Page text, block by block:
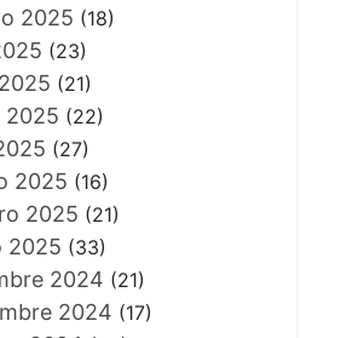
2025 (18)
(23)
(21)
2025 (22)
(27)
2025 (16)
2025 (21)
2025 (33)
2024 (21)
2024 (17)